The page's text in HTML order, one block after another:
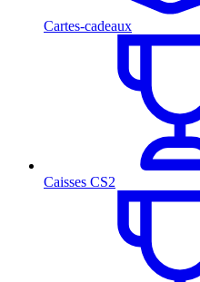
Cartes-cadeaux
Caisses CS2